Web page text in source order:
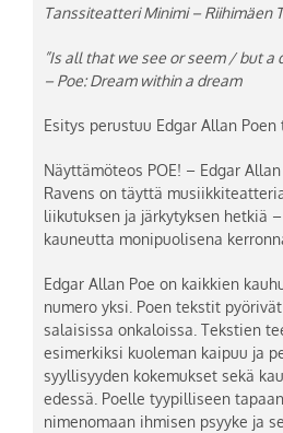
Tanssiteatteri Minimi – Riihimäen
”Is all that we see or seem / but a
– Poe: Dream within a dream
Esitys perustuu Edgar Allan Poen
Näyttämöteos POE! – Edgar
Ravens on täyttä
liikutuksen ja järkytyksen hetkiä
kauneutta monipuolisena
Edgar Allan Poe on kaikkien
numero yksi. Poen tekstit
salaisissa onkaloissa. Tekstien
esimerkiksi kuoleman kaipuu ja
syyllisyyden kokemukset sekä
edessä. Poelle tyypilliseen
nimenomaan ihmisen psyyke ja